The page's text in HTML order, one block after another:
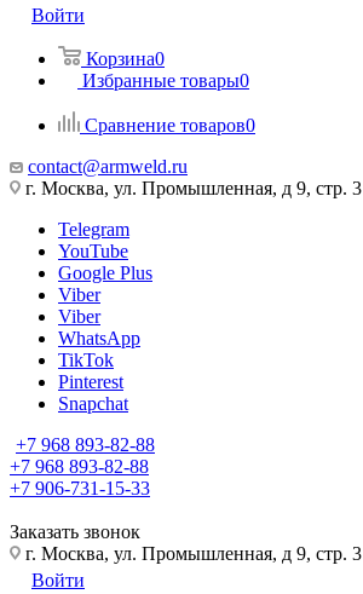
Войти
Корзина0
Избранные товары0
Сравнение товаров0
contact@armweld.ru
г. Москва, ул. Промышленная, д 9, стр. 3
Telegram
YouTube
Google Plus
Viber
Viber
WhatsApp
TikTok
Pinterest
Snapchat
+7 968 893-82-88
+7 968 893-82-88
+7 906-731-15-33
Заказать звонок
г. Москва, ул. Промышленная, д 9, стр. 3
Войти